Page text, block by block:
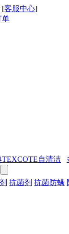
[客服中心]
单
TEXCOTE自清洁
抗菌剂 抗菌防螨